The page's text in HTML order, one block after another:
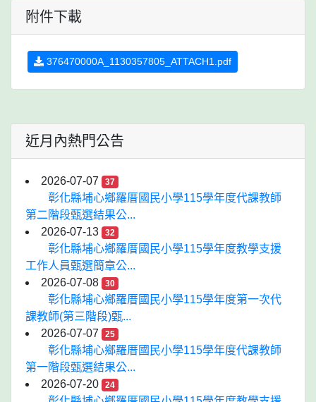
附件下載
376470000A_1130357805_ATTACH1.pdf
近月內熱門公告
2026-07-07 37
彰化縣埔心鄉羅厝國民小學115學年度代課教師
第二階段甄選結果公...
2026-07-13
32
彰化縣埔心鄉羅厝國民小學115學年度教學支援
工作人員甄選簡章公...
2026-07-08
30
彰化縣埔心鄉羅厝國民小學115學年度第一次代
課教師(第三階段)甄...
2026-07-07
25
彰化縣埔心鄉羅厝國民小學115學年度代課教師
第一階段甄選結果公...
2026-07-20
24